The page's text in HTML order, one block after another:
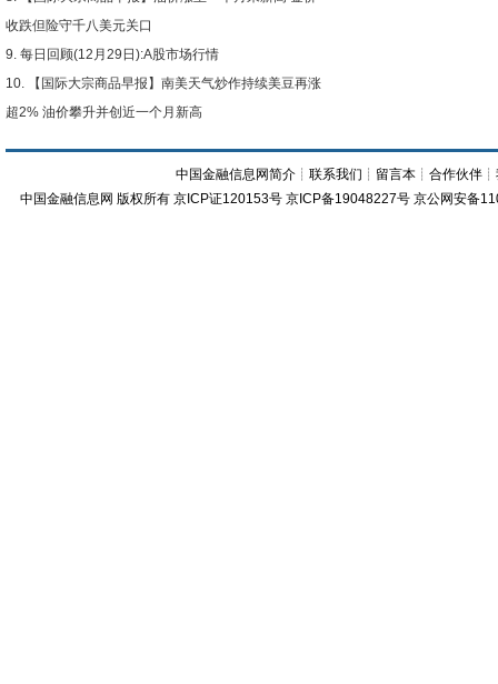
收跌但险守千八美元关口
每日回顾(12月29日):A股市场行情
【国际大宗商品早报】南美天气炒作持续美豆再涨
超2% 油价攀升并创近一个月新高
中国金融信息网简介 ┊联系我们 ┊ 留言本 ┊合作伙伴 ┊
中国金融信息网 版权所有 京ICP证120153号 京ICP备19048227号 京公网安备